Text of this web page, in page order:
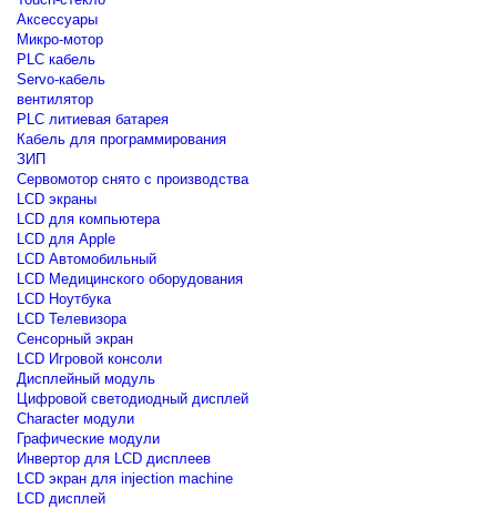
Аксессуары
Микро-мотор
PLC кабель
Servo-кабель
вентилятор
PLC литиевая батарея
Кабель для программирования
ЗИП
Сервомотор снято с производства
LCD экраны
LCD для компьютера
LCD для Apple
LCD Автомобильный
LCD Медицинского оборудования
LCD Ноутбука
LCD Телевизора
Сенсорный экран
LCD Игровой консоли
Дисплейный модуль
Цифровой светодиодный дисплей
Сharacter модули
Графические модули
Инвертор для LCD дисплеев
LCD экран для injection machine
LCD дисплей